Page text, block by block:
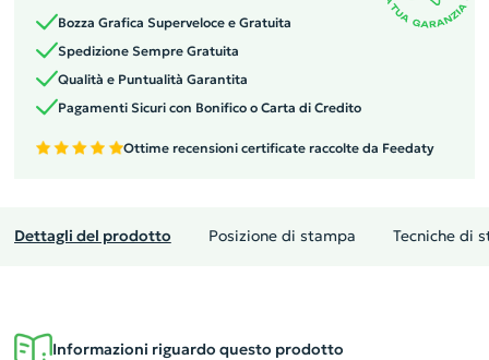
Bozza Grafica Superveloce e Gratuita
Spedizione Sempre Gratuita
Qualità e Puntualità Garantita
Pagamenti Sicuri con Bonifico o Carta di Credito
Ottime recensioni certificate raccolte da Feedaty
Dettagli del prodotto Posizione di stampa Tecniche di
Informazioni riguardo questo prodotto